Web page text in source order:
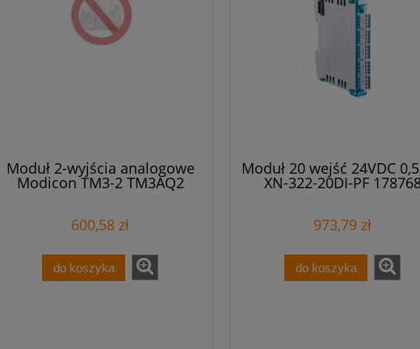
Moduł 2-wyjścia analogowe
Modicon TM3-2 TM3AQ2
600,58 zł
do koszyka
Moduł 20 wejść 24VDC
XN-322-20DI-PF
973,79 zł
do koszyka